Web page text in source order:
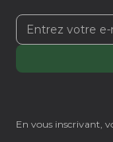
En vous inscrivant,